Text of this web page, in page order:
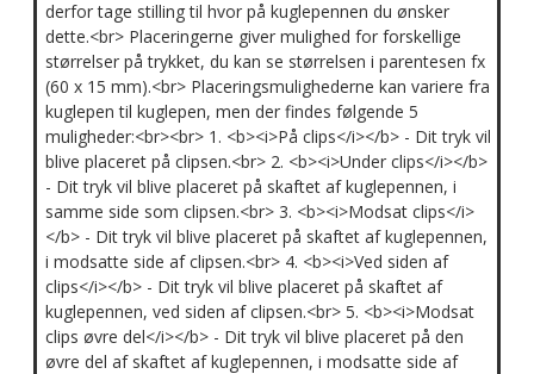
derfor tage stilling til hvor på kuglepennen du ønsker
dette.<br> Placeringerne giver mulighed for forskellige
størrelser på trykket, du kan se størrelsen i parentesen fx
(60 x 15 mm).<br> Placeringsmulighederne kan variere fra
kuglepen til kuglepen, men der findes følgende 5
muligheder:<br><br> 1. <b><i>På clips</i></b> - Dit tryk vil
blive placeret på clipsen.<br> 2. <b><i>Under clips</i></b>
- Dit tryk vil blive placeret på skaftet af kuglepennen, i
samme side som clipsen.<br> 3. <b><i>Modsat clips</i>
</b> - Dit tryk vil blive placeret på skaftet af kuglepennen,
i modsatte side af clipsen.<br> 4. <b><i>Ved siden af
clips</i></b> - Dit tryk vil blive placeret på skaftet af
kuglepennen, ved siden af clipsen.<br> 5. <b><i>Modsat
clips øvre del</i></b> - Dit tryk vil blive placeret på den
øvre del af skaftet af kuglepennen, i modsatte side af